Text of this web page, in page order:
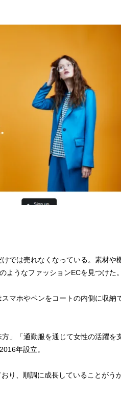
では売れなくなっている。素材や
ようなファッションECを見つけた。
マホやペンをコートの内側に収納
」「通勤服を通じて女性の活躍を
年設立。
り、順調に成長していることがうか